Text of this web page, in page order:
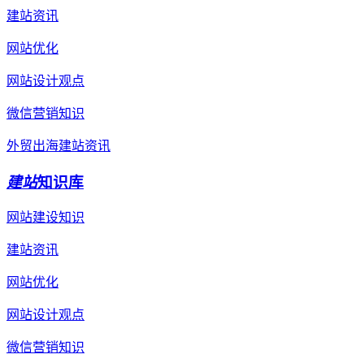
建站资讯
网站优化
网站设计观点
微信营销知识
外贸出海建站资讯
建站知识库
网站建设知识
建站资讯
网站优化
网站设计观点
微信营销知识